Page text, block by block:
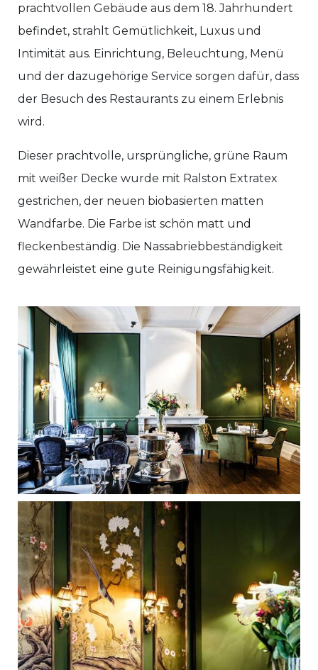
prachtvollen Gebäude aus dem 18. Jahrhundert
befindet, strahlt Gemütlichkeit, Luxus und
Intimität aus. Einrichtung, Beleuchtung, Menü
und der dazugehörige Service sorgen dafür, dass
der Besuch des Restaurants zu einem Erlebnis
wird.
Dieser prachtvolle, ursprüngliche, grüne Raum
mit weißer Decke wurde mit Ralston Extratex
gestrichen, der neuen biobasierten matten
Wandfarbe. Die Farbe ist schön matt und
fleckenbeständig. Die Nassabriebbeständigkeit
gewährleistet eine gute Reinigungsfähigkeit.